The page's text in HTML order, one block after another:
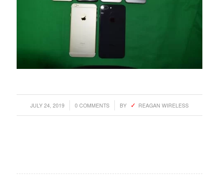
JULY 24, 2019
/ 0 COMMENTS
/ BY REAGAN WIRELESS